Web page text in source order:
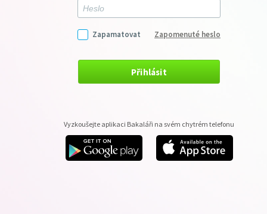
Zapamatovat Zapomenuté heslo
Přihlásit
Vyzkoušejte aplikaci Bakaláři na svém chytrém telefonu